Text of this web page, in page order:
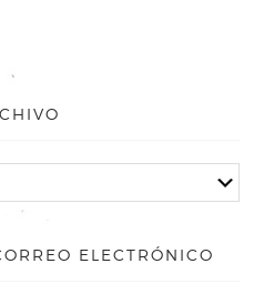
ELECTRÓNICO